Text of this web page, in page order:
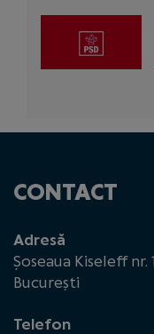
CONTACT
Adresă
Șoseaua Kiseleff nr.
București
Telefon